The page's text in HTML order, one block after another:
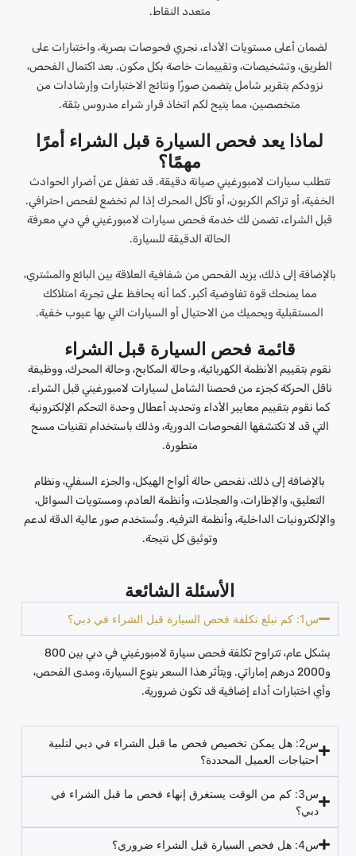
متعدد النقاط.
لضمان أعلى مستويات الأداء، نجري فحوصات بصرية، واختبارات على
الطريق، وتشخيصات، وتقييمات خاصة بكل مكون. بعد اكتمال الفحص،
نزودكم بتقرير شامل يتضمن صورًا ونتائج الاختبارات وإرشادات من
متخصصين، مما يتيح لكم اتخاذ قرار شراء مدروس بثقة.
لماذا يعد فحص السيارة قبل الشراء أمرًا
مهمًا؟
تتطلب سيارات لامبورغيني صيانة دقيقة. قد تغفل عن أضرار الحوادث
الخفية، أو تراكم الكربون، أو تآكل المحرك إذا لم تخضع لفحص احترافي.
قبل الشراء، تضمن لك خدمة فحص سيارات لامبورغيني في دبي معرفة
الحالة الدقيقة للسيارة.
بالإضافة إلى ذلك، يزيد الفحص من شفافية العلاقة بين البائع والمشتري،
مما يمنحك قوة تفاوضية أكبر. كما أنه يحافظ على تجربة امتلاكك
المستقبلية ويحميك من الاحتيال أو السيارات التي بها عيوب خفية.
قائمة فحص السيارة قبل الشراء
نقوم بتقييم الأنظمة الكهربائية، وحالة المكابح، وحالة المحرك، ووظيفة
ناقل الحركة كجزء من فحصنا الشامل لسيارات لامبورغيني قبل الشراء.
كما نقوم بتقييم معايير الأداء وتحديد أعطال وحدة التحكم الإلكترونية
التي قد لا تكتشفها الفحوصات الدورية، وذلك باستخدام تقنيات مسح
متطورة.
بالإضافة إلى ذلك، نفحص حالة ألواح الهيكل، والجزء السفلي، ونظام
التعليق، والإطارات، والعجلات، وأنظمة العادم، ومستويات السوائل،
والإلكترونيات الداخلية، وأنظمة الترفيه. وتُستخدم صور عالية الدقة لدعم
وتوثيق كل نتيجة.
الأسئلة الشائعة
س1: كم تبلغ تكلفة فحص السيارة قبل الشراء في دبي؟
بشكل عام، تتراوح تكلفة فحص سيارة لامبورغيني في دبي بين 800
و2000 درهم إماراتي. ويتأثر هذا السعر بنوع السيارة، ومدى الفحص،
وأي اختبارات أداء إضافية قد تكون ضرورية.
س2: هل يمكن تخصيص فحص ما قبل الشراء في دبي لتلبية
احتياجات العميل المحددة؟
س3: كم من الوقت يستغرق إنهاء فحص ما قبل الشراء في
دبي؟
س4: هل فحص السيارة قبل الشراء ضروري؟